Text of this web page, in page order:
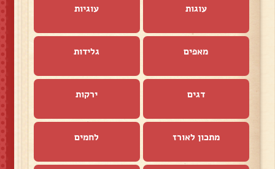
עוגות עוגיות
מאפים גלידות
דגים ירקות
מתכון לאורז לחמים